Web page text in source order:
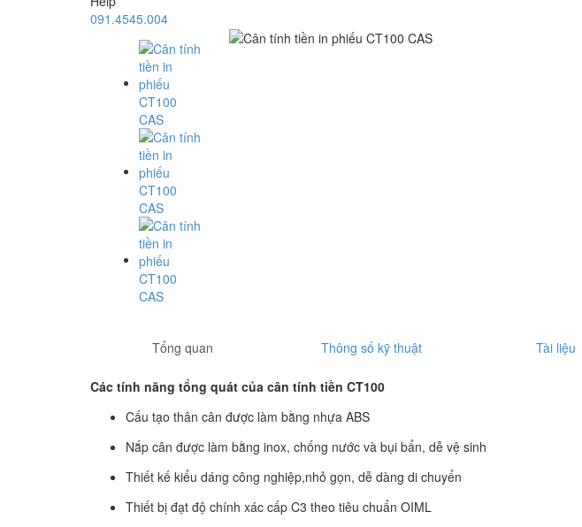
091.4545.004
Tổng quan Thông số kỹ thuật Tài liệu
Các tính năng tổng quát của cân tính tiền CT100
Cấu tạo thân cân được làm bằng nhựa ABS
Nắp cân được làm bằng inox, chống nước và bụi bẩn, dễ vệ sinh
Thiết kế kiểu dáng công nghiệp,nhỏ gọn, dễ dàng di chuyển
Thiết bị đạt độ chính xác cấp C3 theo tiêu chuẩn OIML